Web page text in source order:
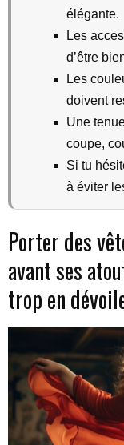
élégante.
Les
d’être
Les
doivent
Une
coupe,
Si tu
à éviter
Porter des
avant ses
trop en